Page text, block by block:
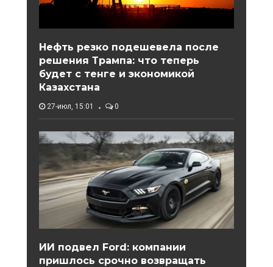
Нефть резко подешевела после
решения Трампа: что теперь
будет с тенге и экономикой
Казахстана
27-июл, 15:01 0
ИИ подвел Ford: компании
пришлось срочно возвращать